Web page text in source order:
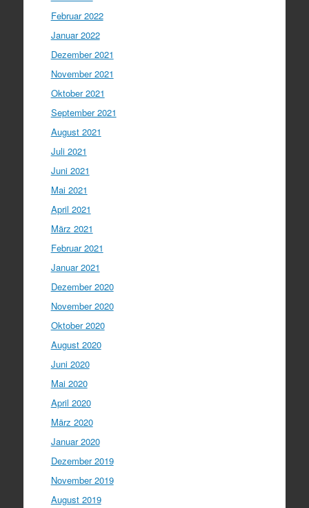
Februar 2022
Januar 2022
Dezember 2021
November 2021
Oktober 2021
September 2021
August 2021
Juli 2021
Juni 2021
Mai 2021
April 2021
März 2021
Februar 2021
Januar 2021
Dezember 2020
November 2020
Oktober 2020
August 2020
Juni 2020
Mai 2020
April 2020
März 2020
Januar 2020
Dezember 2019
November 2019
August 2019